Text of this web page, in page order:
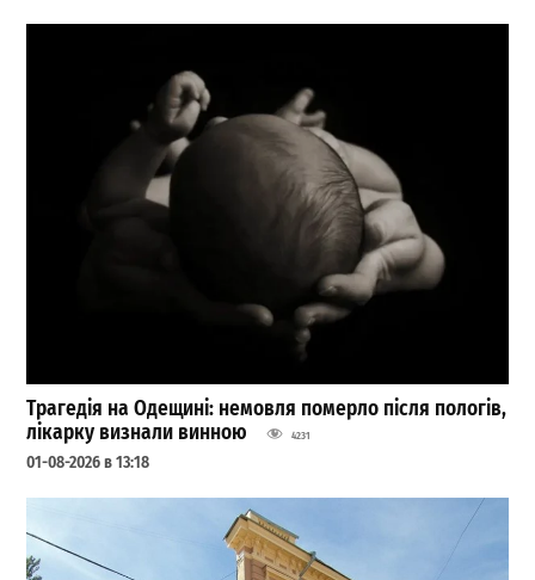
Трагедія на Одещині: немовля померло після пологів,
лікарку визнали винною
4231
01-08-2026 в 13:18